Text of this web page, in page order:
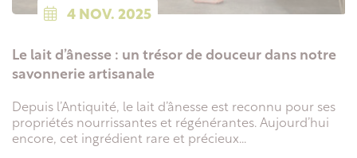
4 NOV. 2025
Le lait d’ânesse : un trésor de douceur dans notre
savonnerie artisanale
Depuis l’Antiquité, le lait d’ânesse est reconnu pour ses
propriétés nourrissantes et régénérantes. Aujourd’hui
encore, cet ingrédient rare et précieux...